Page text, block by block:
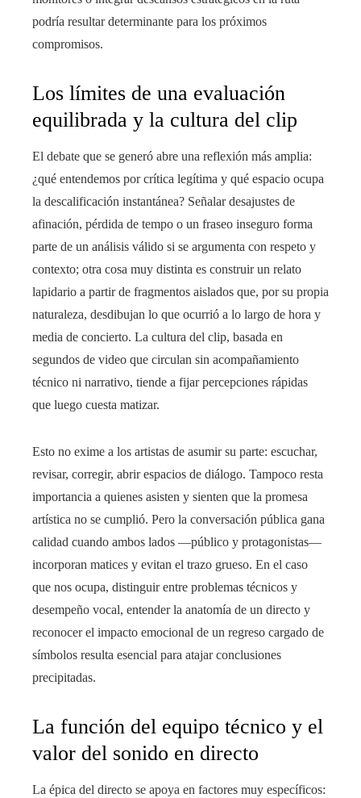
podría resultar determinante para los próximos
compromisos.
Los límites de una evaluación
equilibrada y la cultura del clip
El debate que se generó abre una reflexión más amplia:
¿qué entendemos por crítica legítima y qué espacio ocupa
la descalificación instantánea? Señalar desajustes de
afinación, pérdida de tempo o un fraseo inseguro forma
parte de un análisis válido si se argumenta con respeto y
contexto; otra cosa muy distinta es construir un relato
lapidario a partir de fragmentos aislados que, por su propia
naturaleza, desdibujan lo que ocurrió a lo largo de hora y
media de concierto. La cultura del clip, basada en
segundos de video que circulan sin acompañamiento
técnico ni narrativo, tiende a fijar percepciones rápidas
que luego cuesta matizar.
Esto no exime a los artistas de asumir su parte: escuchar,
revisar, corregir, abrir espacios de diálogo. Tampoco resta
importancia a quienes asisten y sienten que la promesa
artística no se cumplió. Pero la conversación pública gana
calidad cuando ambos lados —público y protagonistas—
incorporan matices y evitan el trazo grueso. En el caso
que nos ocupa, distinguir entre problemas técnicos y
desempeño vocal, entender la anatomía de un directo y
reconocer el impacto emocional de un regreso cargado de
símbolos resulta esencial para atajar conclusiones
precipitadas.
La función del equipo técnico y el
valor del sonido en directo
La épica del directo se apoya en factores muy específicos: